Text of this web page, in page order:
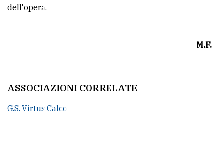
dell'opera.
M.F.
ASSOCIAZIONI CORRELATE
G.S. Virtus Calco